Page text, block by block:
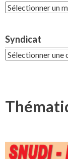
Archives
Syndicat
Syndicat